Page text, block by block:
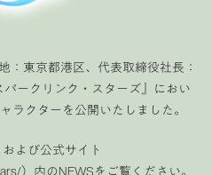
東京都港区、代表取締役社長：
ークリンク・スターズ』におい
ラクターを公開いたしました。
よび公式サイト
）内のNEWSをご覧ください。